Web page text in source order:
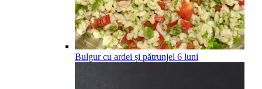
Bulgur cu ardei și pătrunjel 6 luni